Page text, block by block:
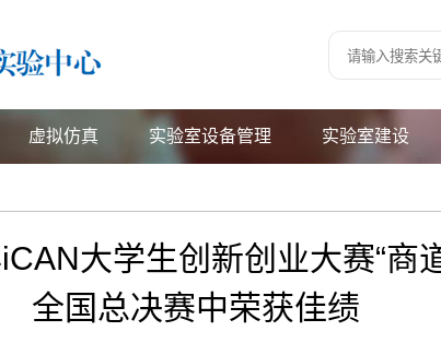
虚拟仿真 实验室设备管理 实验室建设
大学生创新创业大赛“商
全国总决赛中荣获佳绩